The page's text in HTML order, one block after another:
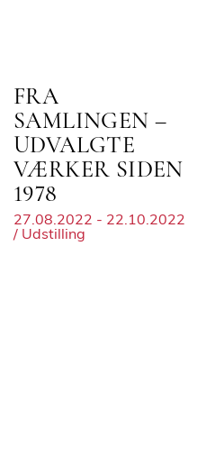
FRA
SAMLINGEN –
UDVALGTE
VÆRKER SIDEN
1978
27.08.2022 - 22.10.2022
/ Udstilling